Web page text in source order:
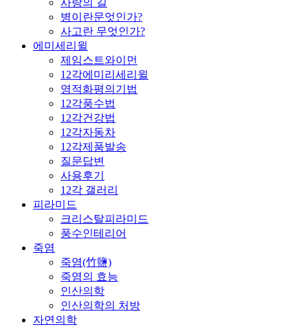
사랑의 길
병이란문엇인가?
사고란 무엇인가?
에미세리윌
제임스트와이먼
12각에미리세리윌
영적화평의기법
12각풍수법
12각건강법
12각자동차
12각제품발송
질문답변
사용후기
12각 갤러리
피라미드
크리스탈피라미드
풍수인테리어
죽염
죽염(竹鹽)
죽염의 효능
인산의학
인산의학의 처방
자연의학